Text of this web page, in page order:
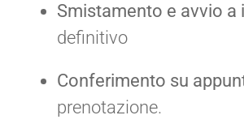
Smistamento e avvio
definitivo
Conferimento su
prenotazione.